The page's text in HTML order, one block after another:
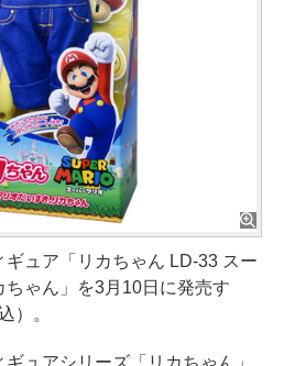
ュア「リカちゃん LD-33 スー
ゃん」を3月10日に発売す
）。
ュアシリーズ「リカちゃん」